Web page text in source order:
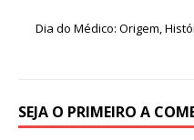
p o n
Dia do Médico: Origem,
SEJA O PRIMEIRO A